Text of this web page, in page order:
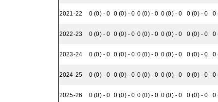
2021-22 0 (0) - 0 0 (0) - 0 0 (0) - 0 0 (0) - 0 0 (0) - 0 0
2022-23 0 (0) - 0 0 (0) - 0 0 (0) - 0 0 (0) - 0 0 (0) - 0 0
2023-24 0 (0) - 0 0 (0) - 0 0 (0) - 0 0 (0) - 0 0 (0) - 0 0
2024-25 0 (0) - 0 0 (0) - 0 0 (0) - 0 0 (0) - 0 0 (0) - 0 0
2025-26 0 (0) - 0 0 (0) - 0 0 (0) - 0 0 (0) - 0 0 (0) - 0 0